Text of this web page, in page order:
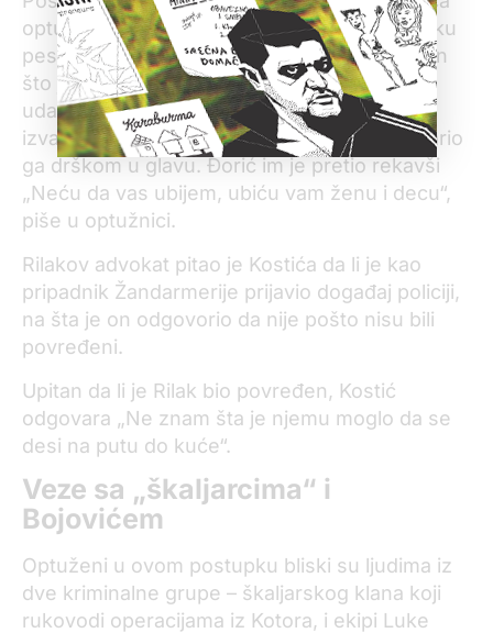
optuženih počeli su da njega i Topalovića tuku
pesnicama po glavi i u predelu rebara. Nakon
što je Rilak pao na pod, nastavili su da ga
udaraju rukama i nogama, a potom je Kostić
izvadio iz torbe predmet nalik na pištolj i udario
ga drškom u glavu. Đorić im je pretio rekavši
„Neću da vas ubijem, ubiću vam ženu i decu“,
piše u optužnici.
Rilakov advokat pitao je Kostića da li je kao
pripadnik Žandarmerije prijavio događaj policiji,
na šta je on odgovorio da nije pošto nisu bili
povređeni.
Upitan da li je Rilak bio povređen, Kostić
odgovara „Ne znam šta je njemu moglo da se
desi na putu do kuće“.
Veze sa „škaljarcima“ i
Bojovićem
Optuženi u ovom postupku bliski su ljudima iz
dve kriminalne grupe – škaljarskog klana koji
rukovodi operacijama iz Kotora, i ekipi Luke